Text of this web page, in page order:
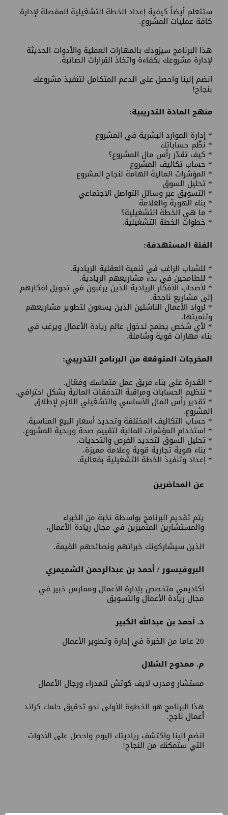
ستتعلم أيضاً كيفية إعداد الخطة التشغيلية المفصلة لإدارة
كافة عمليات المشروع.
هذا البرنامج سيزودك بالمهارات العملية والأدوات الحديثة
لإدارة مشروعك بكفاءة واتخاذ القرارات الصائبة.
انضم إلينا واحصل على الدعم المتكامل لتنفيذ مشروعك
بنجاح!
منهج المادة التدريبية:
* إدارة الموارد البشرية في المشروع
* نظّم حساباتك
* كيف تقدّر رأس مال المشروع؟
* حساب تكاليف المشروع
* المؤشرات المالية الهامة لنجاح المشروع
* تحليل السوق
* التسويق عبر وسائل التواصل الاجتماعي
* بناء الهوية والعلامة
* ما هي الخطة التشغيلية؟
* خطوات الخطة التشغيلية.
الفئة المستهدفة:
* للشباب الراغب في تنمية العقلية الريادية.
* للطامحين في بدء مشاريعهم الريادية.
* لأصحاب الأفكار الريادية الذين يرغبون في تحويل أفكارهم
إلى مشاريع ناجحة.
* لرواد الأعمال الناشئين الذين يسعون لتطوير مشاريعهم
وتنميتها.
* لأي شخص يطمح لدخول عالم ريادة الأعمال ويرغب في
بناء مهارات قوية وشاملة.
المخرجات المتوقعة من البرنامج التدريبي:
* القدرة على بناء فريق عمل متماسك وفعّال.
* تنظيم الحسابات ومراقبة التدفقات المالية بشكل احترافي.
* تقدير رأس المال الأساسي والتشغيلي اللازم لإطلاق
المشروع.
* حساب التكاليف المختلفة وتحديد أسعار البيع المناسبة.
* استخدام المؤشرات المالية لتقييم صحة وربحية المشروع.
* تحليل السوق لتحديد الفرص والتحديات.
* بناء هوية تجارية قوية وعلامة مميزة.
* إعداد وتنفيذ الخطة التشغيلية بفعالية.
عن المحاضرين
يتم تقديم البرنامج بواسطة نخبة من الخبراء
والمستشارين المتميزين في مجال ريادة الأعمال،
الذين سيشاركونك خبراتهم ونصائحهم القيمة.
البروفيسور / أحمد بن عبدالرحمن الشميمري
أكاديمي متخصص بإدارة الأعمال وممارس خبير في
مجال ريادة الأعمال والتسويق
د. أحمد بن عبدالله الكبير
20 عاما من الخبرة في إدارة وتطوير الأعمال
م. ممدوح الشلال
مستشار ومدرب لايف كوتش للمدراء ورجال الأعمال
هذا البرنامج هو الخطوة الأولى نحو تحقيق حلمك كرائد
أعمال ناجح.
انضم إلينا واكتشف رياديتك اليوم واحصل على الأدوات
التي ستمكنك من النجاح!